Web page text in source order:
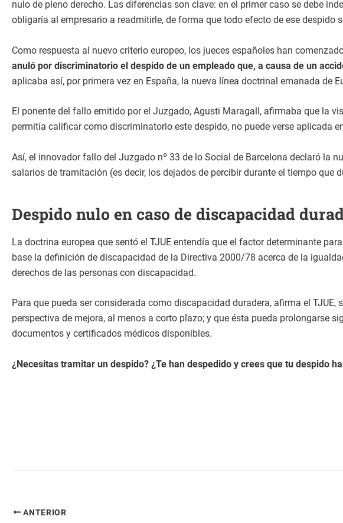
nulo de pleno derecho. Las diferencias son clave: en el primer caso se debe
obligaría al empresario a readmitirle, de forma que todo efecto de ese
Como respuesta al nuevo criterio europeo, los jueces españoles han
anuló por discriminatorio el despido de un empleado que, a causa de un
aplicaba así, por primera vez en España, la nueva línea doctrinal emanada de
El ponente del fallo emitido por el Juzgado, Agusti Maragall, afirmaba que la
permitía calificar como discriminatorio este despido, no puede verse aplicada
Así, el innovador fallo del Juzgado nº 33 de lo Social de Barcelona declaró la
salarios de tramitación (es decir, los dejados de percibir durante el tiempo que
Despido nulo en caso de discapacidad
La doctrina europea que sentó el TJUE entendía que el factor determinante
base la definición de discapacidad de la Directiva 2000/78 acerca de la
derechos de las personas con discapacidad.
Para que pueda ser considerada como discapacidad duradera, afirma el
perspectiva de mejora, al menos a corto plazo; y que ésta pueda prolongarse
documentos y certificados médicos disponibles.
¿Necesitas tramitar un despido? ¿Te han despedido y crees que tu despido
ANTERIOR